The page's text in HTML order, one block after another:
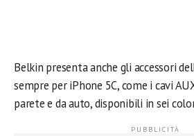
Belkin presenta anche gli accessori
sempre per iPhone 5C, come i cavi
parete e da auto, disponibili in sei